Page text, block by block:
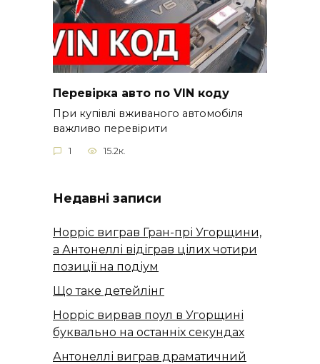
Перевірка авто по VIN коду
При купівлі вживаного автомобіля
важливо перевірити
1 15.2к.
Недавні записи
Норріс виграв Гран-прі Угорщини,
а Антонеллі відіграв цілих чотири
позиції на подіум
Що таке детейлінг
Норріс вирвав поул в Угорщині
буквально на останніх секундах
Антонеллі виграв драматичний